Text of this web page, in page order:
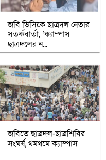
জবি ভিসিকে ছাত্রদল নেতার
সতর্কবার্তা, ‘ক্যাম্পাস
ছাত্রদলের ন...
জবিতে ছাত্রদল-ছাত্রশিবির
সংঘর্ষ, থমথমে ক্যাম্পাস